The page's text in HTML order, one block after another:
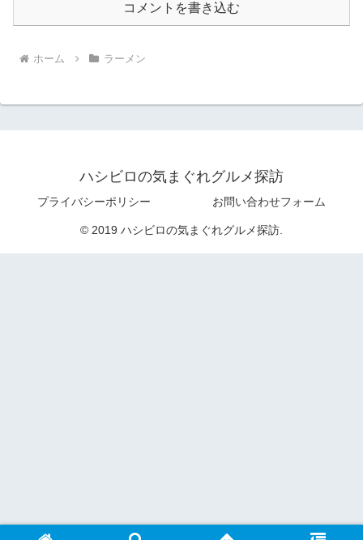
コメントを書き込む
ホーム ラーメン
ハシビロの気まぐれグルメ探訪
プライバシーポリシー お問い合わせフォーム
© 2019 ハシビロの気まぐれグルメ探訪.